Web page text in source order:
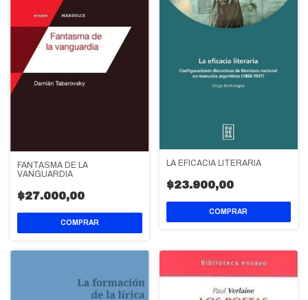
FANTASMA DE LA
VANGUARDIA
$27.000,00
LA EFICACIA LITERARIA
$23.900,00